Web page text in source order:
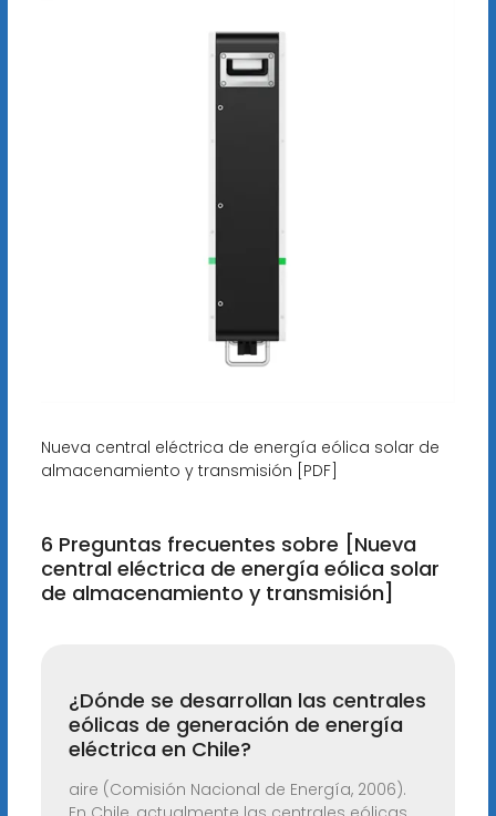
Nueva central eléctrica de energía eólica solar de
almacenamiento y transmisión [PDF]
6 Preguntas frecuentes sobre [Nueva
central eléctrica de energía eólica solar
de almacenamiento y transmisión]
¿Dónde se desarrollan las centrales
eólicas de generación de energía
eléctrica en Chile?
aire (Comisión Nacional de Energía, 2006).